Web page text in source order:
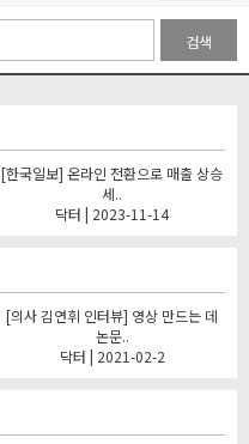
검색
[한국일보] 온라인 전환으로 매출 상승
세..
닥터 | 2023-11-14
[의사 김연휘 인터뷰] 영상 만드는 데
논문..
닥터 | 2021-02-2